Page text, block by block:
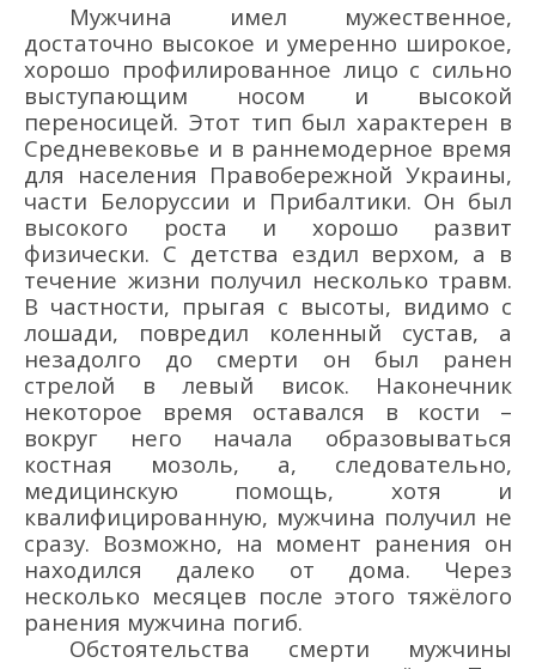
Мужчина имел мужественное,
достаточно высокое и умеренно широкое,
хорошо профилированное лицо с сильно
выступающим носом и высокой
переносицей. Этот тип был характерен в
Средневековье и в раннемодерное время
для населения Правобережной Украины,
части Белоруссии и Прибалтики. Он был
высокого роста и хорошо развит
физически. С детства ездил верхом, а в
течение жизни получил несколько травм.
В частности, прыгая с высоты, видимо с
лошади, повредил коленный сустав, а
незадолго до смерти он был ранен
стрелой в левый висок. Наконечник
некоторое время оставался в кости –
вокруг него начала образовываться
костная мозоль, а, следовательно,
медицинскую помощь, хотя и
квалифицированную, мужчина получил не
сразу. Возможно, на момент ранения он
находился далеко от дома. Через
несколько месяцев после этого тяжёлого
ранения мужчина погиб.
Обстоятельства смерти мужчины